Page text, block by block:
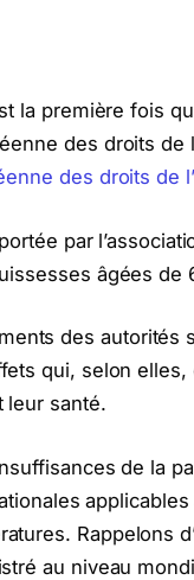
la première fois
des droits de
des droits de
par
âgées de
des autorités
qui, selon
leur santé.
de la
Rappelons
au niveau